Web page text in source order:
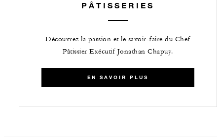
PÂTISSERIES
Découvrez la passion et le savoir-faire du Chef
Pâtissier Exécutif Jonathan Chapuy.
EN SAVOIR PLUS